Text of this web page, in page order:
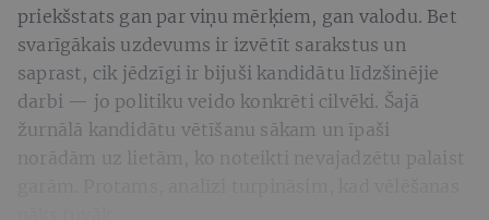
priekšstats gan par viņu mērķiem, gan valodu. Bet
svarīgākais uzdevums ir izvētīt sarakstus un
saprast, cik jēdzīgi ir bijuši kandidātu līdzšinējie
darbi — jo politiku veido konkrēti cilvēki. Šajā
žurnālā kandidātu vētīšanu sākam un īpaši
norādām uz lietām, ko noteikti nevajadzētu palaist